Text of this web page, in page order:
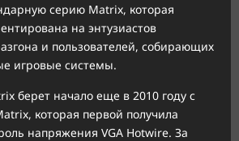
серию Matrix, которая
на энтузиастов
и пользователей, собирающих
игровые системы.
берет начало еще в 2010 году с
которая первой получила
напряжения VGA Hotwire. За